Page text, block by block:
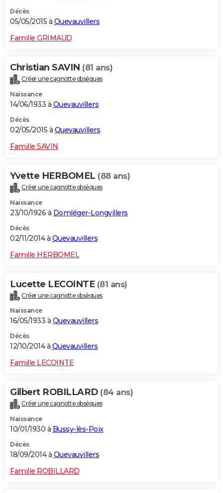
Décès
05/05/2015 à Quevauvillers
Famille GRIMAUD
Christian SAVIN (81 ans)
Créer une cagnotte obsèques
Naissance
14/06/1933 à Quevauvillers
Décès
02/05/2015 à Quevauvillers
Famille SAVIN
Yvette HERBOMEL (88 ans)
Créer une cagnotte obsèques
Naissance
23/10/1926 à Domléger-Longvillers
Décès
02/11/2014 à Quevauvillers
Famille HERBOMEL
Lucette LECOINTE (81 ans)
Créer une cagnotte obsèques
Naissance
16/05/1933 à Quevauvillers
Décès
12/10/2014 à Quevauvillers
Famille LECOINTE
Gilbert ROBILLARD (84 ans)
Créer une cagnotte obsèques
Naissance
10/01/1930 à Bussy-lès-Poix
Décès
18/09/2014 à Quevauvillers
Famille ROBILLARD